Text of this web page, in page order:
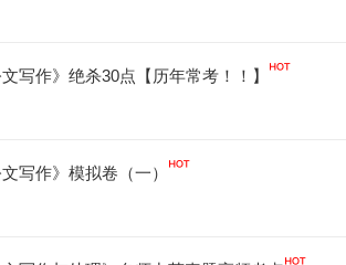
写作》绝杀30点【历年常考！！】
写作》模拟卷（一）